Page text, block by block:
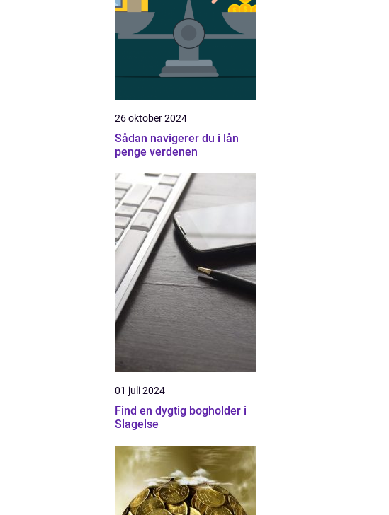
26 oktober 2024
Sådan navigerer du i lån
penge verdenen
01 juli 2024
Find en dygtig bogholder i
Slagelse